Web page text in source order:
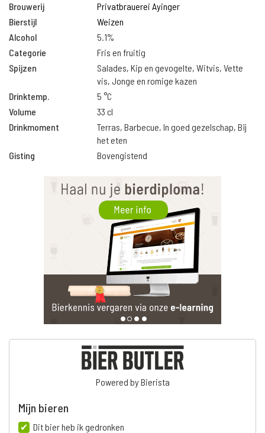
Brouwerij
Privatbrauerei Ayinger
Bierstijl
Weizen
Alcohol
5.1%
Categorie
Fris en fruitig
Spijzen
Salades, Kip en gevogelte, Witvis, Vette
vis, Jonge en romige kazen
Drinktemp.
5 °C
Volume
33 cl
Drinkmoment
Terras, Barbecue, In goed gezelschap, Bij
het eten
Gisting
Bovengistend
Powered by Bierista
Mijn bieren
Dit bier heb ik gedronken